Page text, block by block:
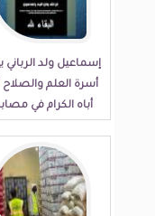
إسماعيل ولد الرباني
أسرة العلم
أباه الكرام في